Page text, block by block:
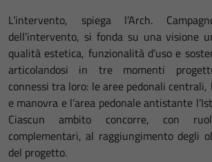
L’intervento, spiega l’Arch.
dell’intervento, si fonda su una visione
qualità estetica, funzionalità d’uso e
articolandosi in tre momenti
connessi tra loro: le aree pedonali centrali,
e manovra e l’area pedonale antistante
Ciascun ambito concorre, con
complementari, al raggiungimento degli
del progetto.